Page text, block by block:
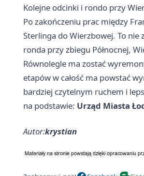
Kolejne odcinki i rondo przy
Po zakończeniu prac między
Sterlinga do Wierzbowej. To nie
ronda przy zbiegu Północnej,
Równolegle ma zostać
etapów w całość ma powstać
bardziej czytelnym ruchem i
na podstawie: Urząd Miasta
Autor:krystian